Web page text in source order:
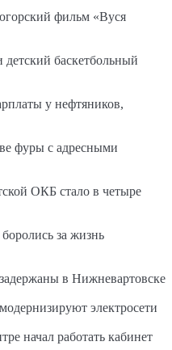
фильм «Вуся
баскетбольный
у нефтяников,
фуры с адресными
ОКБ стало в четыре
за жизнь
в Нижневартовске
электросети
начал работать кабинет